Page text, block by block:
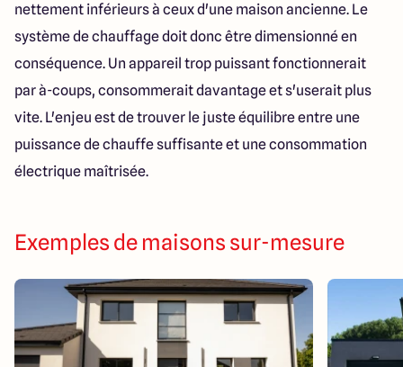
nettement inférieurs à ceux d'une maison ancienne. Le
système de chauffage doit donc être dimensionné en
conséquence. Un appareil trop puissant fonctionnerait
par à-coups, consommerait davantage et s'userait plus
vite. L'enjeu est de trouver le juste équilibre entre une
puissance de chauffe suffisante et une consommation
électrique maîtrisée.
Exemples de maisons sur-mesure